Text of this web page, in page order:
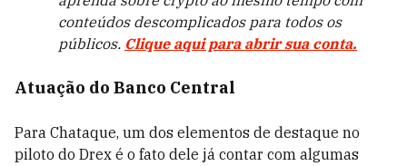
conteúdos descomplicados para todos os
públicos. Clique aqui para abrir sua conta.
Atuação do Banco Central
Para Chataque, um dos elementos de destaque no
piloto do Drex é o fato dele já contar com algumas